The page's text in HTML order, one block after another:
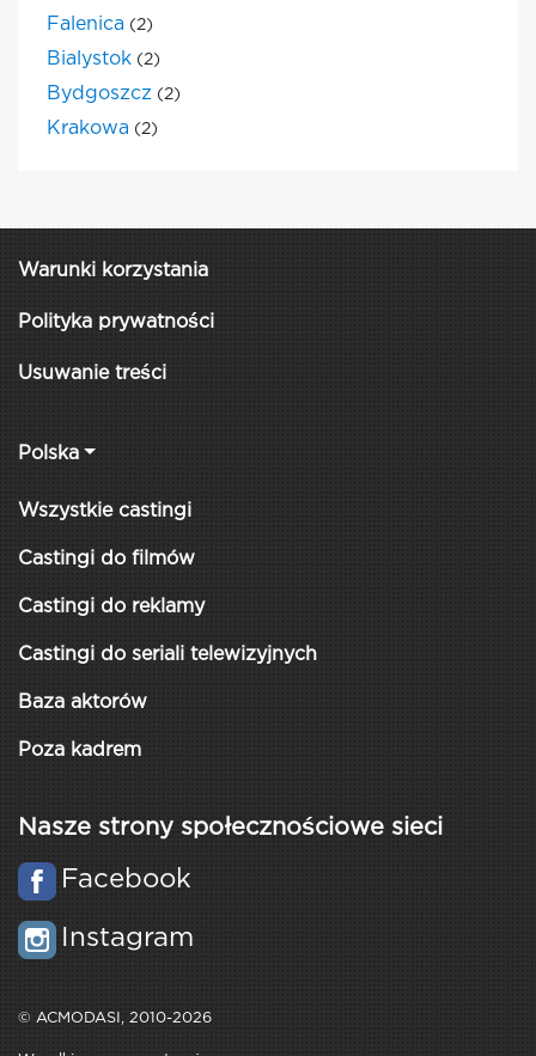
Falenica (2)
Bialystok (2)
Bydgoszcz (2)
Krakowa (2)
Warunki korzystania
Polityka prywatności
Usuwanie treści
Polska
Wszystkie castingi
Castingi do filmów
Castingi do reklamy
Castingi do seriali telewizyjnych
Baza aktorów
Poza kadrem
Nasze strony społecznościowe sieci
Facebook
Instagram
© ACMODASI, 2010-2026